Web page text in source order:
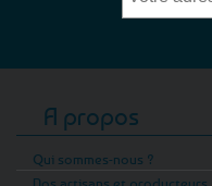
A propos
Qui sommes-nous ?